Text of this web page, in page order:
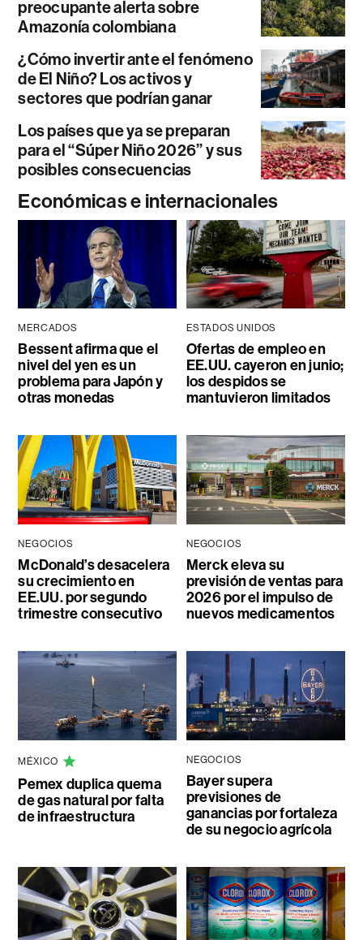
preocupante alerta sobre
Amazonía colombiana
¿Cómo invertir ante el fenómeno
de El Niño? Los activos y
sectores que podrían ganar
Los países que ya se preparan
para el “Súper Niño 2026” y sus
posibles consecuencias
Económicas e internacionales
MERCADOS
Bessent afirma que el
nivel del yen es un
problema para Japón y
otras monedas
ESTADOS UNIDOS
Ofertas de empleo en
EE.UU. cayeron en junio;
los despidos se
mantuvieron limitados
NEGOCIOS
McDonald’s desacelera
su crecimiento en
EE.UU. por segundo
trimestre consecutivo
NEGOCIOS
Merck eleva su
previsión de ventas para
2026 por el impulso de
nuevos medicamentos
MÉXICO
Pemex duplica quema
de gas natural por falta
de infraestructura
NEGOCIOS
Bayer supera
previsiones de
ganancias por fortaleza
de su negocio agrícola